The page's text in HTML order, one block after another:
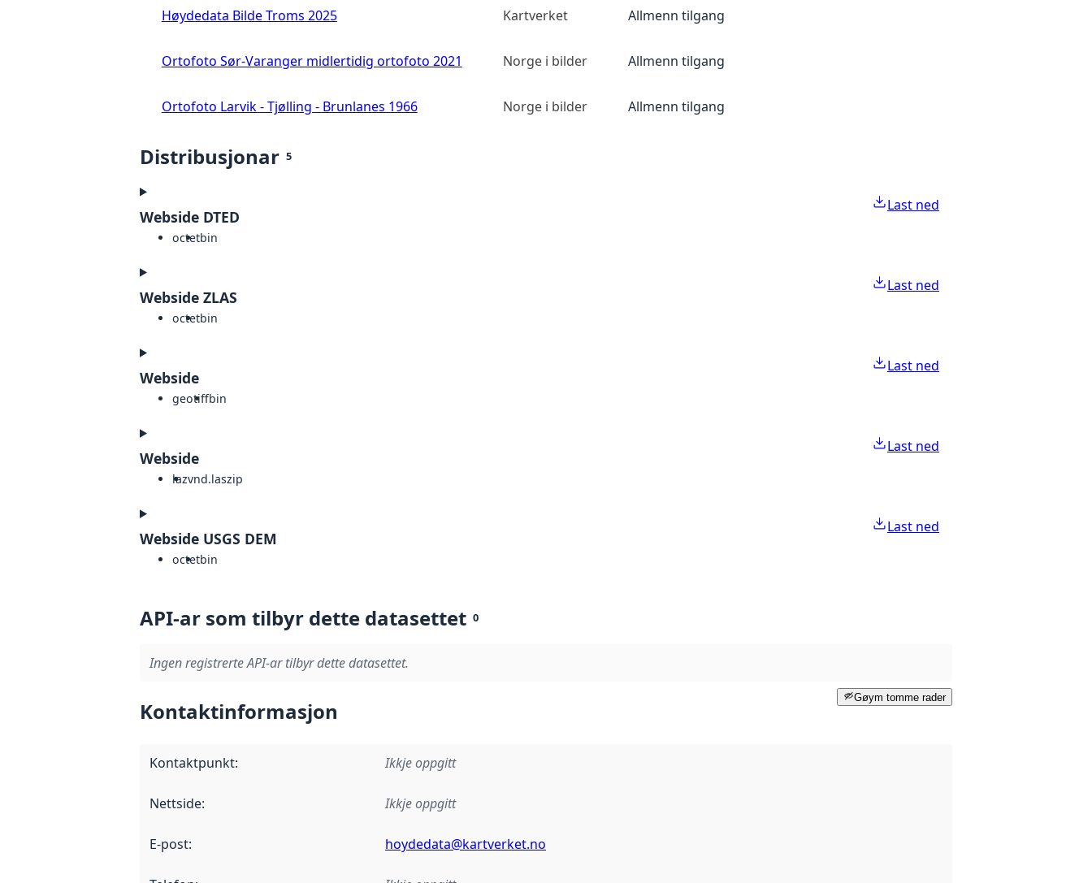
Høydedata Bilde Troms 2025 Kartverket Allmenn tilgang
Ortofoto Sør-Varanger midlertidig ortofoto 2021 Norge i bilder Allmenn tilgang
Ortofoto Larvik - Tjølling - Brunlanes 1966 Norge i bilder Allmenn tilgang
Distribusjonar 5
Webside DTED
octetbin
Last ned
Webside ZLAS
octetbin
Last ned
Webside
geotiffbin
Last ned
Webside
lazvnd.laszip
Last ned
Webside USGS DEM
octetbin
Last ned
API-ar som tilbyr dette datasettet 0
Ingen registrerte API-ar tilbyr dette datasettet.
Gøym tomme rader
Kontaktinformasjon
Kontaktpunkt: Ikkje oppgitt
Nettside: Ikkje oppgitt
E-post: hoydedata@kartverket.no